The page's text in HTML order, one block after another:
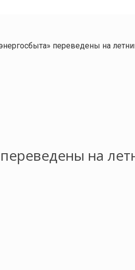
переведены на
на